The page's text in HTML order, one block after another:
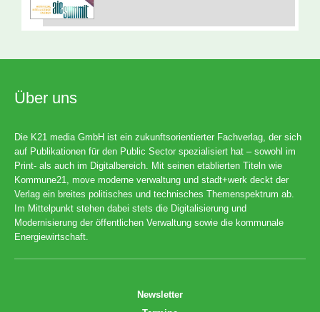
Über uns
Die K21 media GmbH ist ein zukunftsorientierter Fachverlag, der sich
auf Publikationen für den Public Sector spezialisiert hat – sowohl im
Print- als auch im Digitalbereich. Mit seinen etablierten Titeln wie
Kommune21, move moderne verwaltung und stadt+werk deckt der
Verlag ein breites politisches und technisches Themenspektrum ab.
Im Mittelpunkt stehen dabei stets die Digitalisierung und
Modernisierung der öffentlichen Verwaltung sowie die kommunale
Energiewirtschaft.
Newsletter